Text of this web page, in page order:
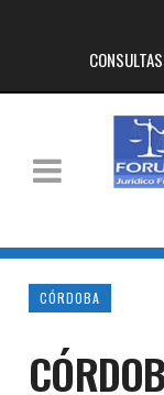
CONSULTAS
CÓRDOBA